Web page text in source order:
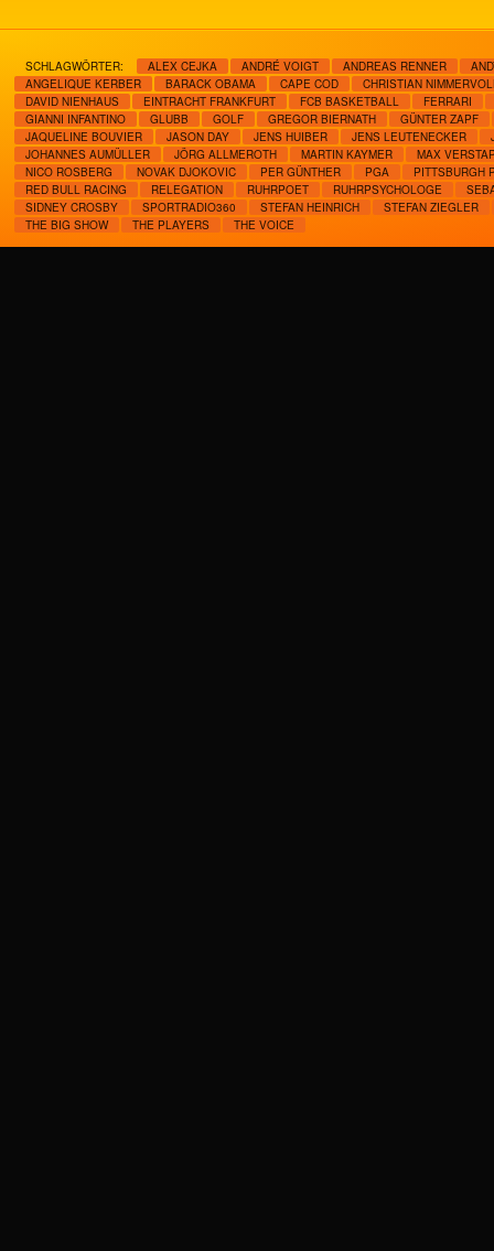
SCHLAGWÖRTER: ALEX CEJKA ANDRÉ VOIGT ANDREAS RENNER
ANGELIQUE KERBER
BARACK OBAMA CAPE COD
CHRISTIAN
DAVID NIENHAUS
EINTRACHT FRANKFURT FCB BASKETBALL
FERRARI
GIANNI INFANTINO
GLUBB GOLF GREGOR BIERNATH
GÜNTER ZAPF
JAQUELINE BOUVIER
JASON DAY JENS HUIBER JENS LEUTENECKER
JOHANNES AUMÜLLER
JÖRG ALLMEROTH MARTIN KAYMER
MAX
NICO ROSBERG
NOVAK DJOKOVIC PER GÜNTHER PGA
PITTSBURGH
RED BULL RACING
RELEGATION RUHRPOET RUHRPSYCHOLOGE
SIDNEY CROSBY
SPORTRADIO360 STEFAN HEINRICH
STEFAN ZIEGLER
THE BIG SHOW
THE PLAYERS THE VOICE